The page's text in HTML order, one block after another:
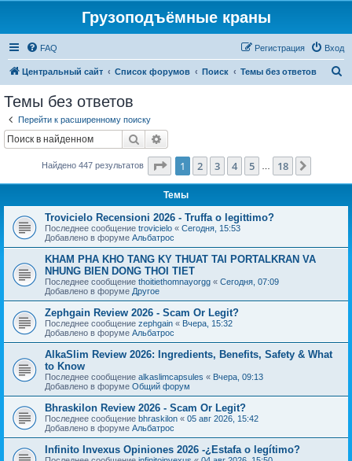
Грузоподъёмные краны
FAQ Вход
Регистрация
Центральный сайт Список форумов Поиск Темы без ответов
Темы без ответов
Перейти к расширенному поиску
Поиск
Найдено 447 результатов Страница из 18
1 2 3 4 5 18
Темы
Trovicielo Recensioni 2026 - Truffa o legittimo?
Последнее сообщение trovicielo « Сегодня, 15:53
Добавлено в форуме Альбатрос
KHAM PHA KHO TANG KY THUAT TAI PORTALKRAN VA
NHUNG BIEN DONG THOI TIET
Последнее сообщение thoitiethomnayorgg « Сегодня, 07:09
Добавлено в форуме Другое
Zephgain Review 2026 - Scam Or Legit?
Последнее сообщение zephgain « Вчера, 15:32
Добавлено в форуме Альбатрос
AlkaSlim Review 2026: Ingredients, Benefits, Safety & What
to Know
Последнее сообщение alkaslimcapsules « Вчера, 09:13
Добавлено в форуме Общий форум
Bhraskilon Review 2026 - Scam Or Legit?
Последнее сообщение bhraskilon « 05 авг 2026, 15:42
Добавлено в форуме Альбатрос
Infinito Invexus Opiniones 2026 -¿Estafa o legítimo?